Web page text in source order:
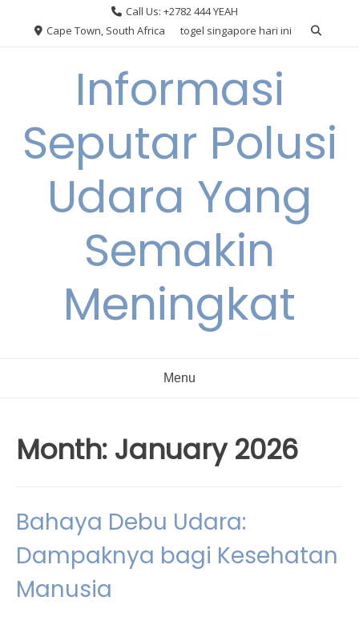
Call Us: +2782 444 YEAH
Cape Town, South Africa
togel singapore hari ini
Informasi
Seputar Polusi
Udara Yang
Semakin
Meningkat
Menu
Month: January 2026
Bahaya Debu Udara:
Dampaknya bagi Kesehatan
Manusia